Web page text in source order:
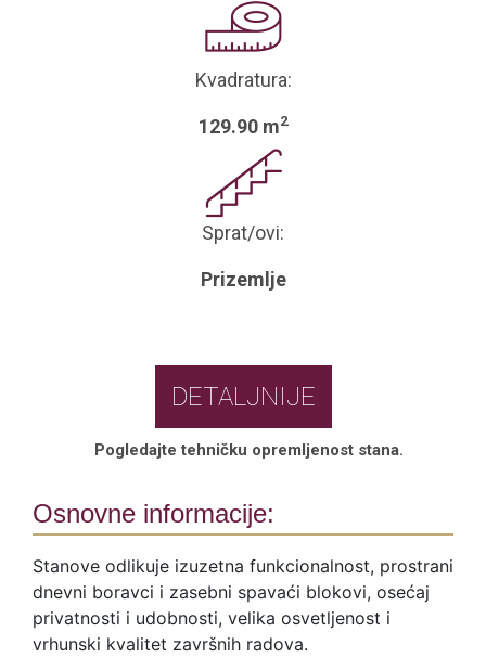
Kvadratura:
129.90 m2
Sprat/ovi:
Prizemlje
DETALJNIJE
Pogledajte tehničku opremljenost stana.
Osnovne informacije:
Stanove odlikuje izuzetna funkcionalnost, prostrani
dnevni boravci i zasebni spavaći blokovi, osećaj
privatnosti i udobnosti, velika osvetljenost i
vrhunski kvalitet završnih radova.